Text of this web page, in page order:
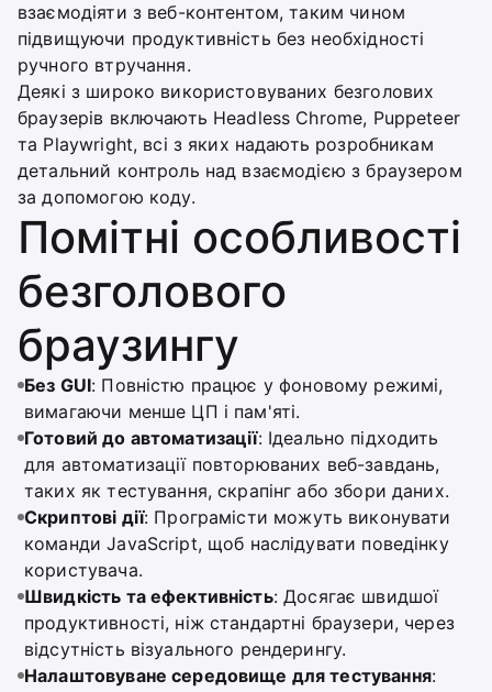
взаємодіяти з веб-контентом, таким чином
підвищуючи продуктивність без необхідності
ручного втручання.
Деякі з широко використовуваних безголових
браузерів включають Headless Chrome, Puppeteer
та Playwright, всі з яких надають розробникам
детальний контроль над взаємодією з браузером
за допомогою коду.
Помітні особливості
безголового
браузингу
Без GUI: Повністю працює у фоновому режимі,
вимагаючи менше ЦП і пам'яті.
Готовий до автоматизації: Ідеально підходить
для автоматизації повторюваних веб-завдань,
таких як тестування, скрапінг або збори даних.
Скриптові дії: Програмісти можуть виконувати
команди JavaScript, щоб наслідувати поведінку
користувача.
Швидкість та ефективність: Досягає швидшої
продуктивності, ніж стандартні браузери, через
відсутність візуального рендерингу.
Налаштовуване середовище для тестування: